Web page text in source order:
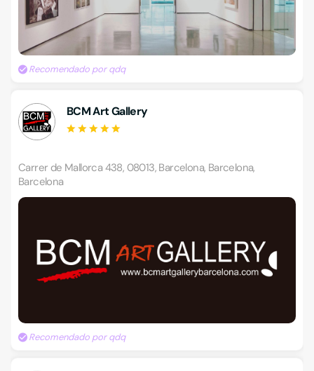
Recomendado por qdq
BCM Art Gallery
Carrer de Mallorca 438, 08013, Barcelona, Barcelona,
Barcelona
Recomendado por qdq